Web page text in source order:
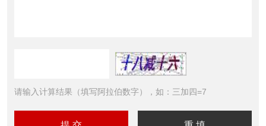
请输入计算结果（填写阿拉伯数字），如：三加四=7